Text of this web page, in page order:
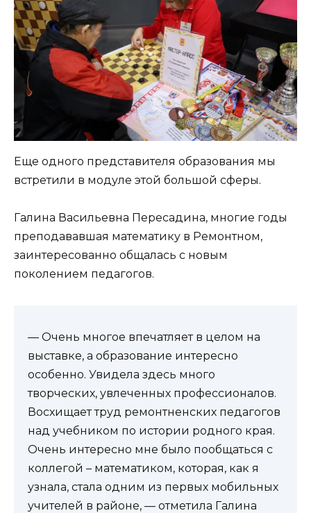
Еще одного представителя образования мы
встретили в модуле этой большой сферы.
Галина Васильевна Пересадина, многие годы
преподававшая математику в Ремонтном,
заинтересованно общалась с новым
поколением педагогов.
— Очень многое впечатляет в целом на
выставке, а образование интересно
особенно. Увидела здесь много
творческих, увлеченных профессионалов.
Восхищает труд ремонтненских педагогов
над учебником по истории родного края.
Очень интересно мне было пообщаться с
коллегой – математиком, которая, как я
узнала, стала одним из первых мобильных
учителей в районе, — отметила Галина